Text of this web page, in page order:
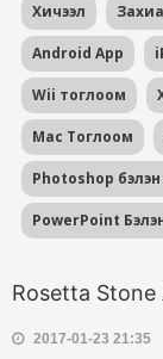
Хичээл
Android App
Wii тоглоом
Mac Тоглоом
Photoshop
PowerPoint
Rosetta Stone
2017-01-23 21:35